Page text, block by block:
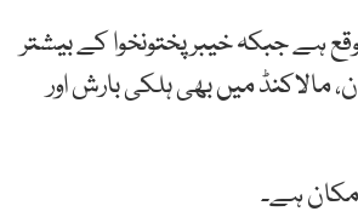
ہے جبکہ خیبر پختونخوا کے بیشتر
مالاکنڈ میں بھی ہلکی بارش اور
امکان ہے۔